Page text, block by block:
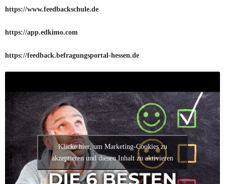
https://www.feedbackschule.de
https://app.edkimo.com
https://feedback.befragungsportal-hessen.de
Klicke hier, um Marketing-Cookies zu
akzeptieren und diesen Inhalt zu aktivieren